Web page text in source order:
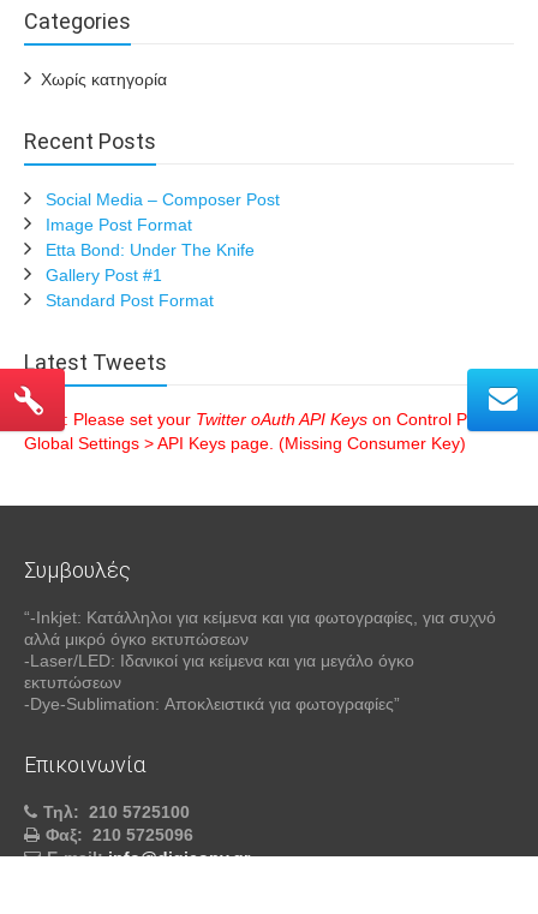
Categories
Χωρίς κατηγορία
Recent Posts
Social Media – Composer Post
Image Post Format
Etta Bond: Under The Knife
Gallery Post #1
Standard Post Format
Latest Tweets
Error : Please set your Twitter oAuth API Keys on Control Panel >
Global Settings > API Keys page. (Missing Consumer Key)
Συμβουλές
“-Inkjet: Κατάλληλοι για κείμενα και για φωτογραφίες, για συχνό
αλλά μικρό όγκο εκτυπώσεων
-Laser/LED: Ιδανικοί για κείμενα και για μεγάλο όγκο
εκτυπώσεων
-Dye-Sublimation: Αποκλειστικά για φωτογραφίες”
Επικοινωνία
Τηλ: 210 5725100
Φαξ: 210 5725096
E-mail:info@digicopy.gr